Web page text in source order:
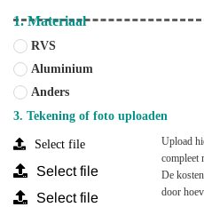
1. Materiaal
RVS
Aluminium
Anders
3. Tekening of foto uploaden
Select file
Select file
Select file
Upload
compleet
De
door